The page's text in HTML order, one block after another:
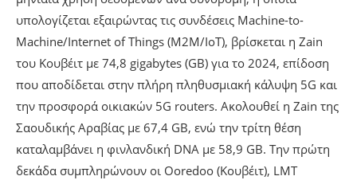
υπολογίζεται εξαιρώντας τις συνδέσεις Machine-to-
Machine/Internet of Things (M2M/IoT), βρίσκεται η Zain
του Κουβέιτ με 74,8 gigabytes (GB) για το 2024, επίδοση
που αποδίδεται στην πλήρη πληθυσμιακή κάλυψη 5G και
την προσφορά οικιακών 5G routers. Ακολουθεί η Zain της
Σαουδικής Αραβίας με 67,4 GB, ενώ την τρίτη θέση
καταλαμβάνει η φινλανδική DNA με 58,9 GB. Την πρώτη
δεκάδα συμπληρώνουν οι Ooredoo (Κουβέιτ), LMT